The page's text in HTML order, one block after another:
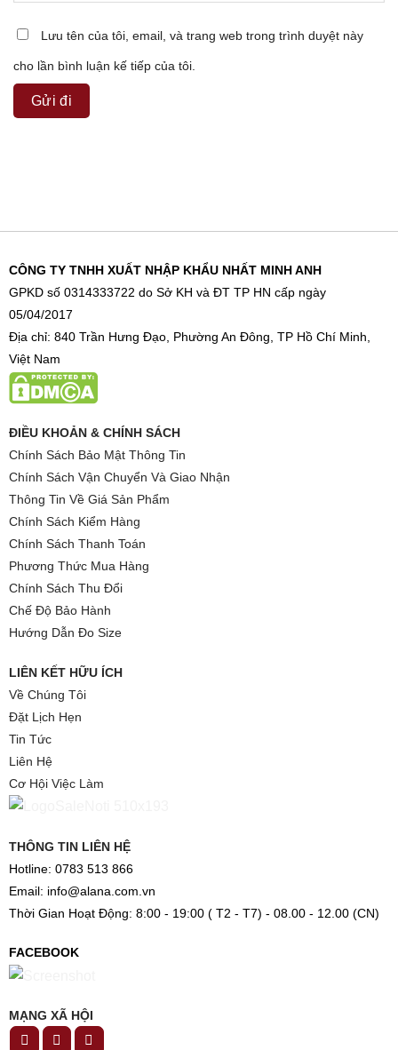
Lưu tên của tôi, email, và trang web trong trình duyệt này
cho lần bình luận kế tiếp của tôi.
CÔNG TY TNHH XUẤT NHẬP KHẨU NHẤT MINH ANH
GPKD số 0314333722 do Sở KH và ĐT TP HN cấp ngày
05/04/2017
Địa chỉ: 840 Trần Hưng Đạo, Phường An Đông, TP Hồ Chí Minh,
Việt Nam
ĐIỀU KHOẢN & CHÍNH SÁCH
Chính Sách Bảo Mật Thông Tin
Chính Sách Vận Chuyển Và Giao Nhận
Thông Tin Về Giá Sản Phẩm
Chính Sách Kiểm Hàng
Chính Sách Thanh Toán
Phương Thức Mua Hàng
Chính Sách Thu Đổi
Chế Độ Bảo Hành
Hướng Dẫn Đo Size
LIÊN KẾT HỮU ÍCH
Về Chúng Tôi
Đặt Lịch Hẹn
Tin Tức
Liên Hệ
Cơ Hội Việc Làm
THÔNG TIN LIÊN HỆ
Hotline: 0783 513 866
Email: info@alana.com.vn
Thời Gian Hoạt Động: 8:00 - 19:00 ( T2 - T7) - 08.00 - 12.00 (CN)
FACEBOOK
MẠNG XÃ HỘI